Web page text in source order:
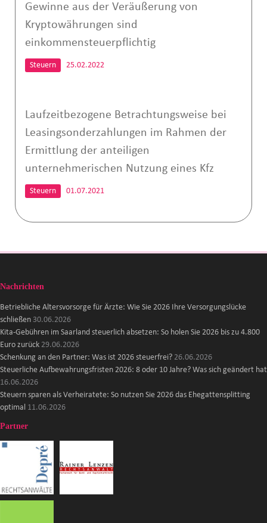
Gewinne aus der Veräußerung von
Kryptowährungen sind
einkommensteuerpflichtig
Steuern 25.02.2022
Laufzeitbezogene Betrachtungsweise bei
Leasingsonderzahlungen im Rahmen der
Ermittlung der anteiligen
unternehmerischen Nutzung eines Kfz
Steuern 01.07.2021
Nachrichten
Betriebliche Altersvorsorge für Ärzte: Wie Sie 2026 Ihre Versorgungslücke
schließen 30.06.2026
Kita-Gebühren im Saarland steuerlich absetzen: So holen Sie 2026 bis zu 4.800
Euro zurück 29.06.2026
Schenkung an den Partner: Was ist 2026 steuerfrei? 26.06.2026
Steuerliche Aufbewahrungsfristen 2026: 8 oder 10 Jahre? Was sich geändert hat
16.06.2026
Steuern sparen als Verheiratete: So nutzen Sie 2026 das Ehegattensplitting
optimal 11.06.2026
Partner